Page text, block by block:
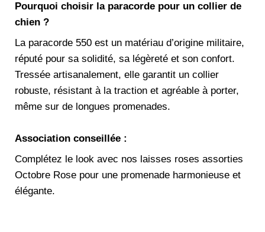
Pourquoi choisir la paracorde pour un collier de
chien ?
La paracorde 550 est un matériau d’origine militaire,
réputé pour sa solidité, sa légèreté et son confort.
Tressée artisanalement, elle garantit un collier
robuste, résistant à la traction et agréable à porter,
même sur de longues promenades.
Association conseillée :
Complétez le look avec nos laisses roses assorties
Octobre Rose pour une promenade harmonieuse et
élégante.